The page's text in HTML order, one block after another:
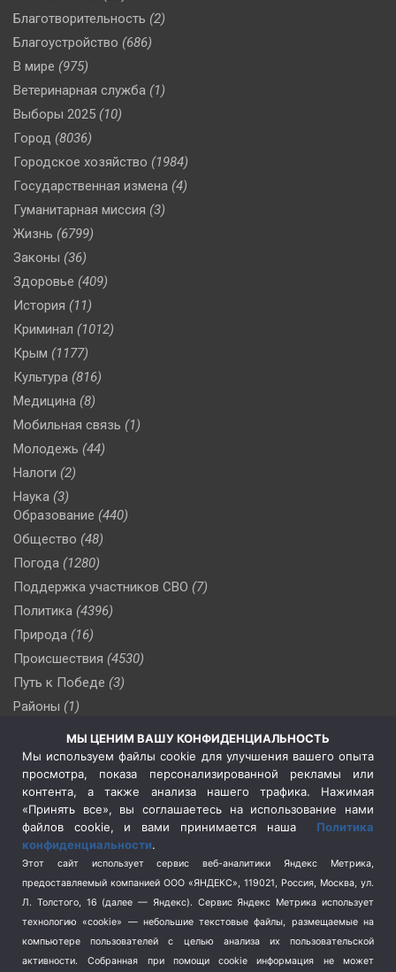
Благотворительность (2)
Благоустройство (686)
В мире (975)
Ветеринарная служба (1)
Выборы 2025 (10)
Город (8036)
Городское хозяйство (1984)
Государственная измена (4)
Гуманитарная миссия (3)
Жизнь (6799)
Законы (36)
Здоровье (409)
История (11)
Криминал (1012)
Крым (1177)
Культура (816)
Медицина (8)
Мобильная связь (1)
Молодежь (44)
Налоги (2)
Наука (3)
Образование (440)
Общество (48)
Погода (1280)
Поддержка участников СВО (7)
Политика (4396)
Природа (16)
Происшествия (4530)
Путь к Победе (3)
Районы (1)
Сельское хозяйство (3)
Социальная политика
(3)
Спецоперация в Украине
Спецоперация на Украине
(404)
Спорт (740)
Терроризм (1)
Транспорт (262)
Туризм (178)
МЫ ЦЕНИМ ВАШУ КОНФИДЕНЦИАЛЬНОСТЬ
Мы используем файлы cookie для улучшения вашего опыта
просмотра, показа персонализированной рекламы или
контента, а также анализа нашего трафика. Нажимая
«Принять все», вы соглашаетесь на использование нами
файлов cookie, и вами принимается наша Политика
конфиденциальности.
Этот сайт использует сервис веб-аналитики Яндекс Метрика,
предоставляемый компанией ООО «ЯНДЕКС», 119021, Россия, Москва, ул.
Л. Толстого, 16 (далее — Яндекс). Сервис Яндекс Метрика использует
технологию «cookie» — небольшие текстовые файлы, размещаемые на
компьютере пользователей с целью анализа их пользовательской
активности.
Собранная при помощи cookie информация не может